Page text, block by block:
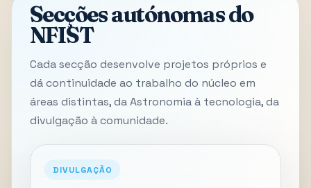
Secções autónomas do
NFIST
Cada secção desenvolve projetos próprios e
dá continuidade ao trabalho do núcleo em
áreas distintas, da Astronomia à tecnologia, da
divulgação à comunidade.
DIVULGAÇÃO